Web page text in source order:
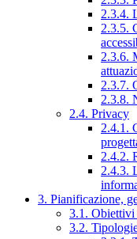
2.3.4.
2.3.5.
2.3.6.
2.3.7.
2.3.8.
2.4. Privacy
2.4.1.
2.4.2.
2.4.3.
3. Pianificazione,
3.1. Obiettivi
3.2.